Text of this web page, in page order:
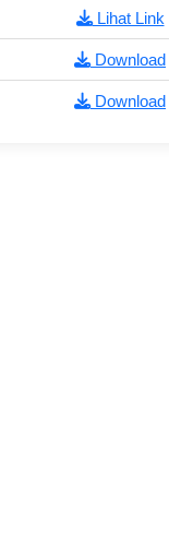
Lihat Link
Download
Download